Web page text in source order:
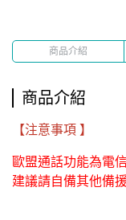
商品介紹
商品介紹
【注意事項 】
歐盟通話功能為電
建議請自備其他備